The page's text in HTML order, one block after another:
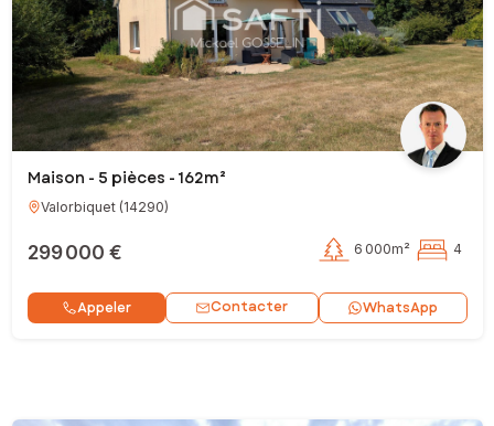
Maison - 5 pièces - 162m²
Valorbiquet(14290)
299 000 € 6 000m² 4
Appeler Contacter WhatsApp